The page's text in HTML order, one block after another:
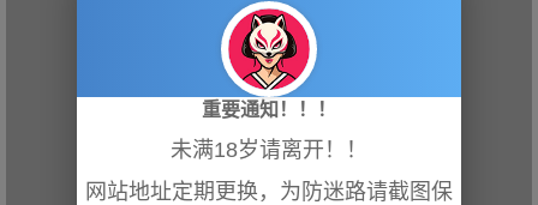
重要通知！！！
未满18岁请离开！！
网站地址定期更换，为防迷路请截图保